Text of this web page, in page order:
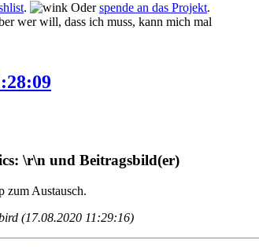
. Oderspende an das Projekt.
wer will, dass ich muss, kann mich mal
\r\n und Beitragsbild(er)
zum Austausch.
(17.08.2020 11:29:16)